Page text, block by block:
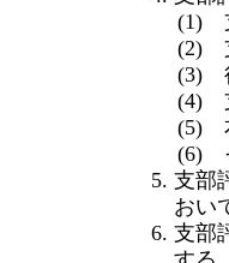
(1)
(2)
(3)
(4)
(5)
(6)
支部
おい
支部